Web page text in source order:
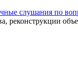
слушания по